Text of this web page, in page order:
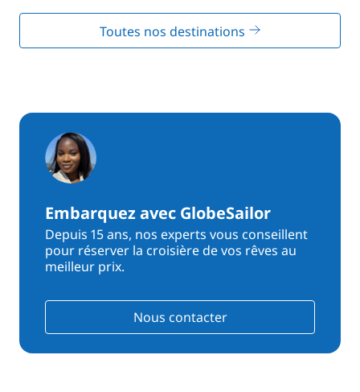
Toutes nos destinations
Embarquez avec GlobeSailor
Depuis 15 ans, nos experts vous conseillent
pour réserver la croisière de vos rêves au
meilleur prix.
Nous contacter